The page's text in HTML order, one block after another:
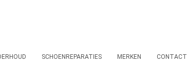
SCHOENREPARATIES MERKEN CONTACT